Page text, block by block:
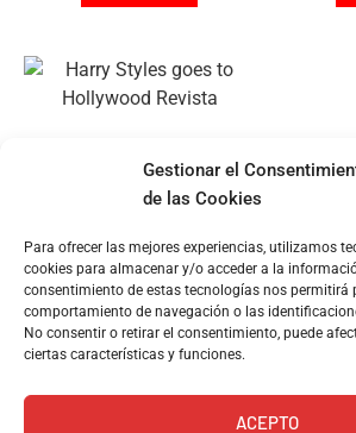
Gestionar el
de las Cookies
Para ofrecer las mejores experiencias, utilizamos
cookies para almacenar y/o acceder a la
consentimiento de estas tecnologías nos permitirá
comportamiento de navegación o las
No consentir o retirar el consentimiento, puede
ciertas características y funciones.
ACEPTO
Hollywood Revista
17.99
LEER MÁS